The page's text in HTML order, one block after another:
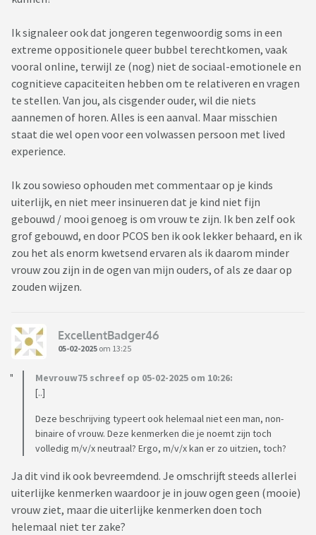
Ik signaleer ook dat jongeren tegenwoordig soms in een
extreme oppositionele queer bubbel terechtkomen, vaak
vooral online, terwijl ze (nog) niet de sociaal-emotionele en
cognitieve capaciteiten hebben om te relativeren en vragen
te stellen. Van jou, als cisgender ouder, wil die niets
aannemen of horen. Alles is een aanval. Maar misschien
staat die wel open voor een volwassen persoon met lived
experience.
Ik zou sowieso ophouden met commentaar op je kinds
uiterlijk, en niet meer insinueren dat je kind niet fijn
gebouwd / mooi genoeg is om vrouw te zijn. Ik ben zelf ook
grof gebouwd, en door PCOS ben ik ook lekker behaard, en ik
zou het als enorm kwetsend ervaren als ik daarom minder
vrouw zou zijn in de ogen van mijn ouders, of als ze daar op
zouden wijzen.
ExcellentBadger46
05-02-2025 om 13:25
Mevrouw75 schreef op 05-02-2025 om 10:26:
[..]
Deze beschrijving typeert ook helemaal niet een man, non-
binaire of vrouw. Deze kenmerken die je noemt zijn toch
volledig m/v/x neutraal? Ergo, m/v/x kan er zo uitzien, toch?
Ja dit vind ik ook bevreemdend. Je omschrijft steeds allerlei
uiterlijke kenmerken waardoor je in jouw ogen geen (mooie)
vrouw ziet, maar die uiterlijke kenmerken doen toch
helemaal niet ter zake?